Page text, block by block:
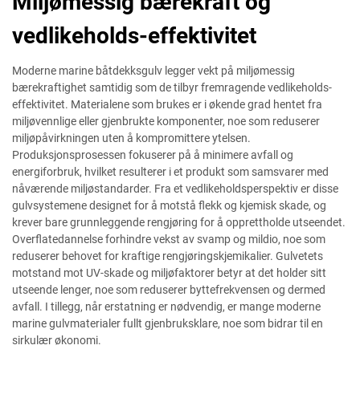
vedlikeholds-effektivitet
Moderne marine båtdekksgulv legger vekt på miljømessig
bærekraftighet samtidig som de tilbyr fremragende vedlikeholds-
effektivitet. Materialene som brukes er i økende grad hentet fra
miljøvennlige eller gjenbrukte komponenter, noe som reduserer
miljøpåvirkningen uten å kompromittere ytelsen.
Produksjonsprosessen fokuserer på å minimere avfall og
energiforbruk, hvilket resulterer i et produkt som samsvarer med
nåværende miljøstandarder. Fra et vedlikeholdsperspektiv er disse
gulvsystemene designet for å motstå flekk og kjemisk skade, og
krever bare grunnleggende rengjøring for å opprettholde utseendet.
Overflatedannelse forhindre vekst av svamp og mildio, noe som
reduserer behovet for kraftige rengjøringskjemikalier. Gulvetets
motstand mot UV-skade og miljøfaktorer betyr at det holder sitt
utseende lenger, noe som reduserer byttefrekvensen og dermed
avfall. I tillegg, når erstatning er nødvendig, er mange moderne
marine gulvmaterialer fullt gjenbruksklare, noe som bidrar til en
sirkulær økonomi.